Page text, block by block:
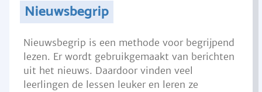
Nieuwsbegrip
Nieuwsbegrip is een methode voor begrijpend
lezen. Er wordt gebruikgemaakt van berichten
uit het nieuws. Daardoor vinden veel
leerlingen de lessen leuker en leren ze